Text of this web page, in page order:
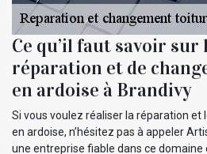
Ce qu’il faut savoir sur
réparation et de
en ardoise à Brandivy
Si vous voulez réaliser la réparation
en ardoise, n’hésitez pas à appeler
une entreprise fiable dans ce domaine